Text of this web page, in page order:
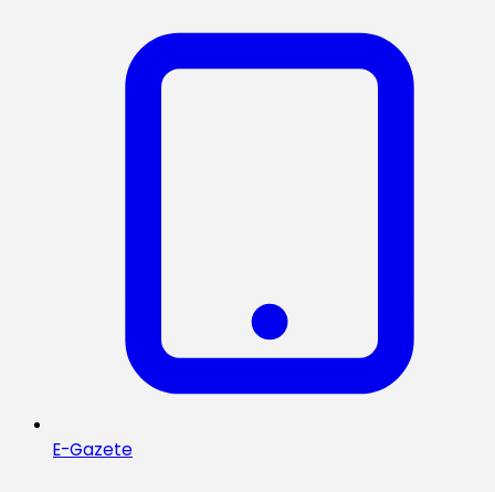
E-Gazete